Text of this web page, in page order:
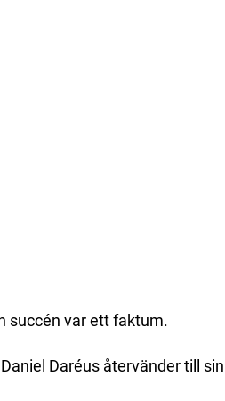
succén var ett faktum.
Daréus återvänder till sin